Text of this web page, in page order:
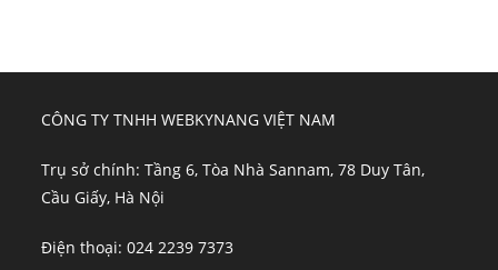
CÔNG TY TNHH WEBKYNANG VIỆT NAM
Trụ sở chính: Tầng 6, Tòa Nhà Sannam, 78 Duy Tân,
Cầu Giấy, Hà Nội
Điện thoại: 024 2239 7373